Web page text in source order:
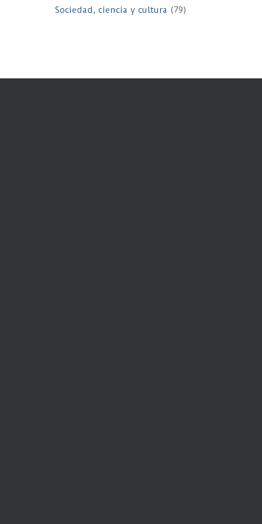
Sociedad, ciencia y cultura (79)